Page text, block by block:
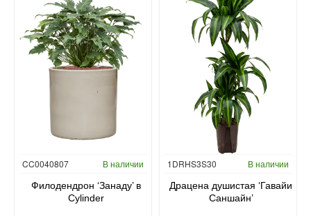
CC0040807 В наличии
Филодендрон ‘Занаду’ в
Cylinder
Гидропоника
1DRHS3S30 В наличии
Драцена душистая ‘Гавайи
Саншайн’